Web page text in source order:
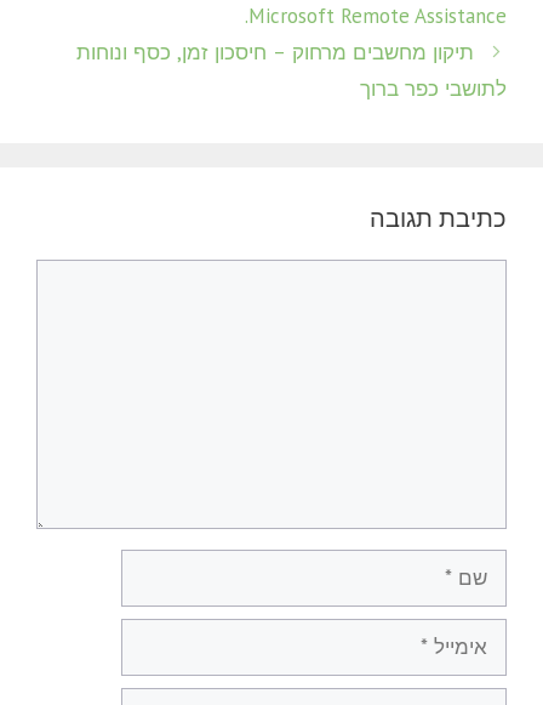
Microsoft Remote Assistance.
תיקון מחשבים מרחוק – חיסכון זמן, כסף ונוחות
לתושבי כפר ברוך
כתיבת תגובה